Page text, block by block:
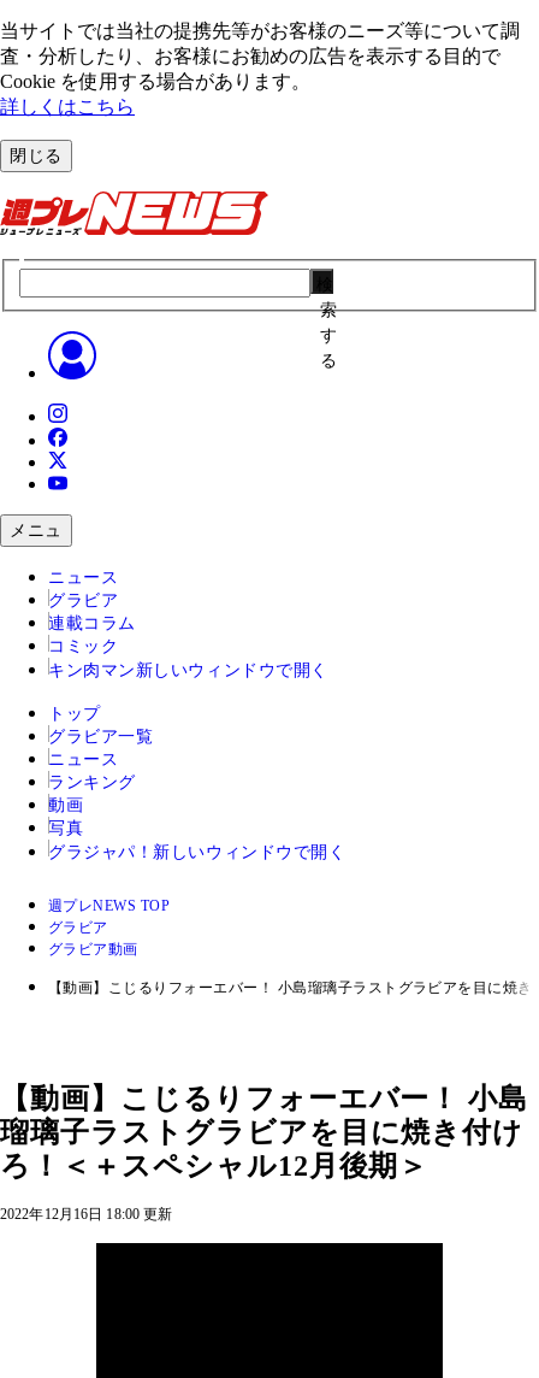
当サイトでは当社の提携先等がお客様のニーズ等について調
査・分析したり、お客様にお勧めの広告を表⽰する⽬的で
Cookie を使⽤する場合があります。
詳しくはこちら
閉じる
索
す
る
メニュ
ニュース
グラビア
連載コラム
コミック
キン肉マン 新しいウィンドウで開く
トップ
グラビア一覧
ニュース
ランキング
動画
写真
グラジャパ！ 新しいウィンドウで開く
週プレNEWS TOP
グラビア
グラビア動画
【動画】こじるりフォーエバー！ 小島瑠璃子ラストグラビアを目に焼
【動画】こじるりフォーエバー！ 小島
瑠璃子ラストグラビアを目に焼き付け
ろ！＜＋スペシャル12月後期＞
2022年12月16日 18:00 更新